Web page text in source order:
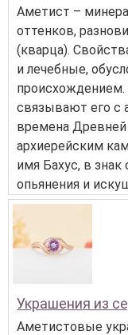
Аметист –
оттенков,
(кварца).
и лечебные,
связывают его с
времена
архиерейским
имя Бахус, в знак
опьянения и
Украшения из
Аметистовые